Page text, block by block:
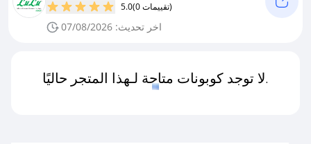
5.0 (0 تقييمات)
اخر تحديث: 07/08/2026
لا توجد كوبونات متاحة لـهذا المتجر حاليًا.